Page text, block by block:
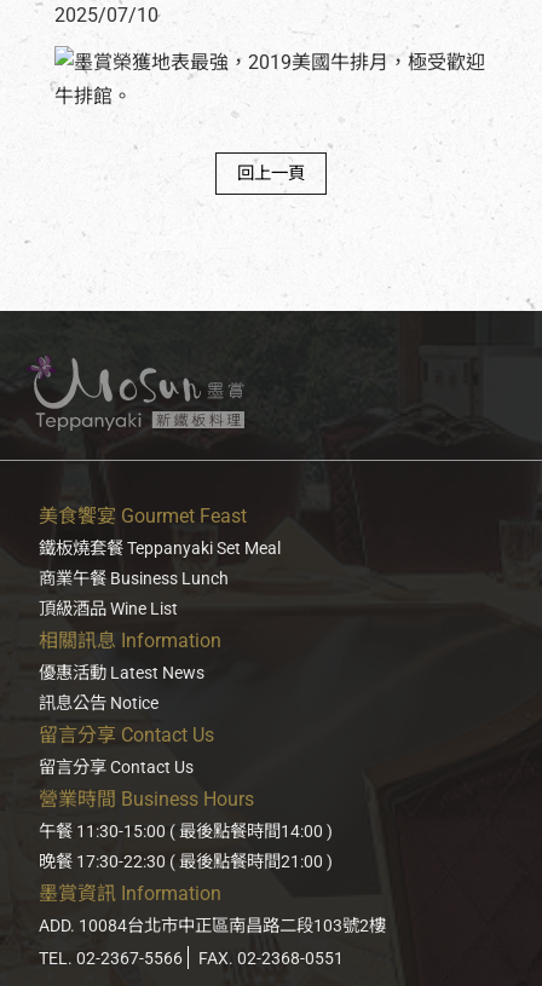
2025/07/10
回上一頁
美食饗宴 Gourmet Feast
鐵板燒套餐 Teppanyaki Set Meal
商業午餐 Business Lunch
頂級酒品 Wine List
相關訊息 Information
優惠活動 Latest News
訊息公告 Notice
留言分享 Contact Us
留言分享 Contact Us
營業時間 Business Hours
午餐 11:30-15:00 ( 最後點餐時間14:00 )
晚餐 17:30-22:30 ( 最後點餐時間21:00 )
墨賞資訊 Information
ADD. 10084台北市中正區南昌路二段103號2樓
TEL. 02-2367-5566
FAX. 02-2368-0551